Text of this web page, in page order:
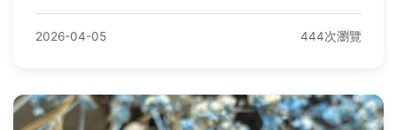
2026-04-05 444次瀏覽